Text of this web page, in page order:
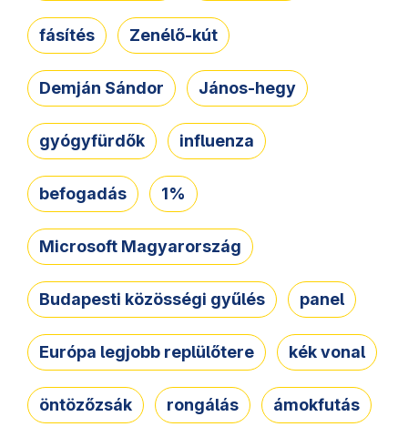
fásítés Zenélő-kút
Demján Sándor János-hegy
gyógyfürdők influenza
befogadás 1%
Microsoft Magyarország
Budapesti közösségi gyűlés panel
Európa legjobb replülőtere kék vonal
öntözőzsák rongálás ámokfutás